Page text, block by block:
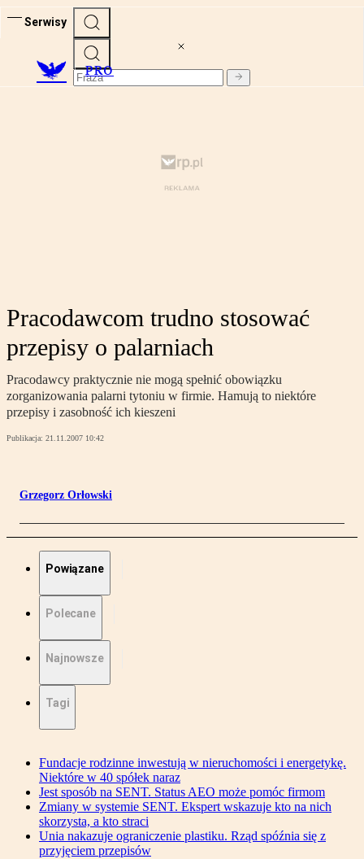
Serwisy
PRO
Pracodawcom trudno stosować
przepisy o palarniach
Pracodawcy praktycznie nie mogą spełnić obowiązku
zorganizowania palarni tytoniu w firmie. Hamują to niektóre
przepisy i zasobność ich kieszeni
Publikacja: 21.11.2007 10:42
Grzegorz Orłowski
Powiązane
Polecane
Najnowsze
Tagi
Fundacje rodzinne inwestują w nieruchomości i energetykę.
Niektóre w 40 spółek naraz
Jest sposób na SENT. Status AEO może pomóc firmom
Zmiany w systemie SENT. Ekspert wskazuje kto na nich
skorzysta, a kto straci
Unia nakazuje ograniczenie plastiku. Rząd spóźnia się z
przyjęciem przepisów